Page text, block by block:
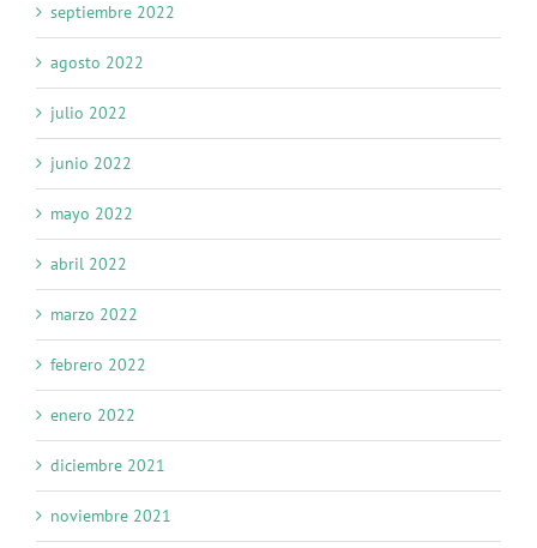
septiembre 2022
agosto 2022
julio 2022
junio 2022
mayo 2022
abril 2022
marzo 2022
febrero 2022
enero 2022
diciembre 2021
noviembre 2021